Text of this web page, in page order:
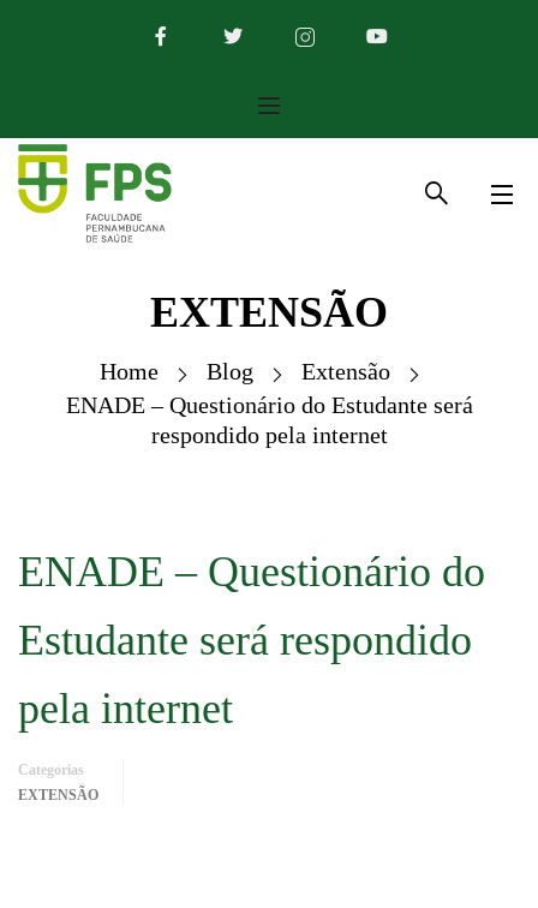
EXTENSÃO
Home Blog
Extensão
ENADE – Questionário do Estudante será
respondido pela internet
ENADE – Questionário do
Estudante será respondido
pela internet
Categorias
EXTENSÃO